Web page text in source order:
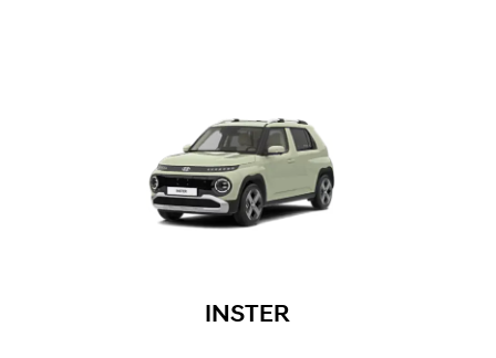
INSTER